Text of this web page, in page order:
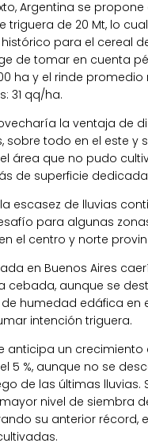
Argentina se
triguera de 20 Mt, lo
para el cereal
de tomar en cuenta
ha y el rinde
31 qq/ha.
la ventaja de
sobre todo en el este y
área que no pudo
de superficie
escasez de lluvias
para algunas
el centro y norte
en Buenos Aires
cebada, aunque se
humedad edáfica en
intención triguera.
anticipa un
5 %, aunque no se
de las últimas lluvias.
nivel de siembra
su anterior récord,